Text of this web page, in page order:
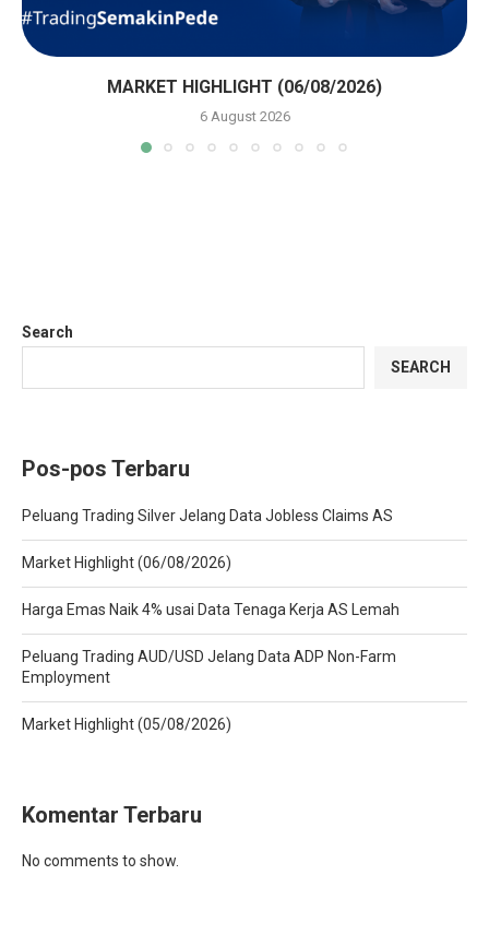
MARKET HIGHLIGHT (06/08/2026)
6 August 2026
Search
SEARCH
Pos-pos Terbaru
Peluang Trading Silver Jelang Data Jobless Claims AS
Market Highlight (06/08/2026)
Harga Emas Naik 4% usai Data Tenaga Kerja AS Lemah
Peluang Trading AUD/USD Jelang Data ADP Non-Farm
Employment
Market Highlight (05/08/2026)
Komentar Terbaru
No comments to show.